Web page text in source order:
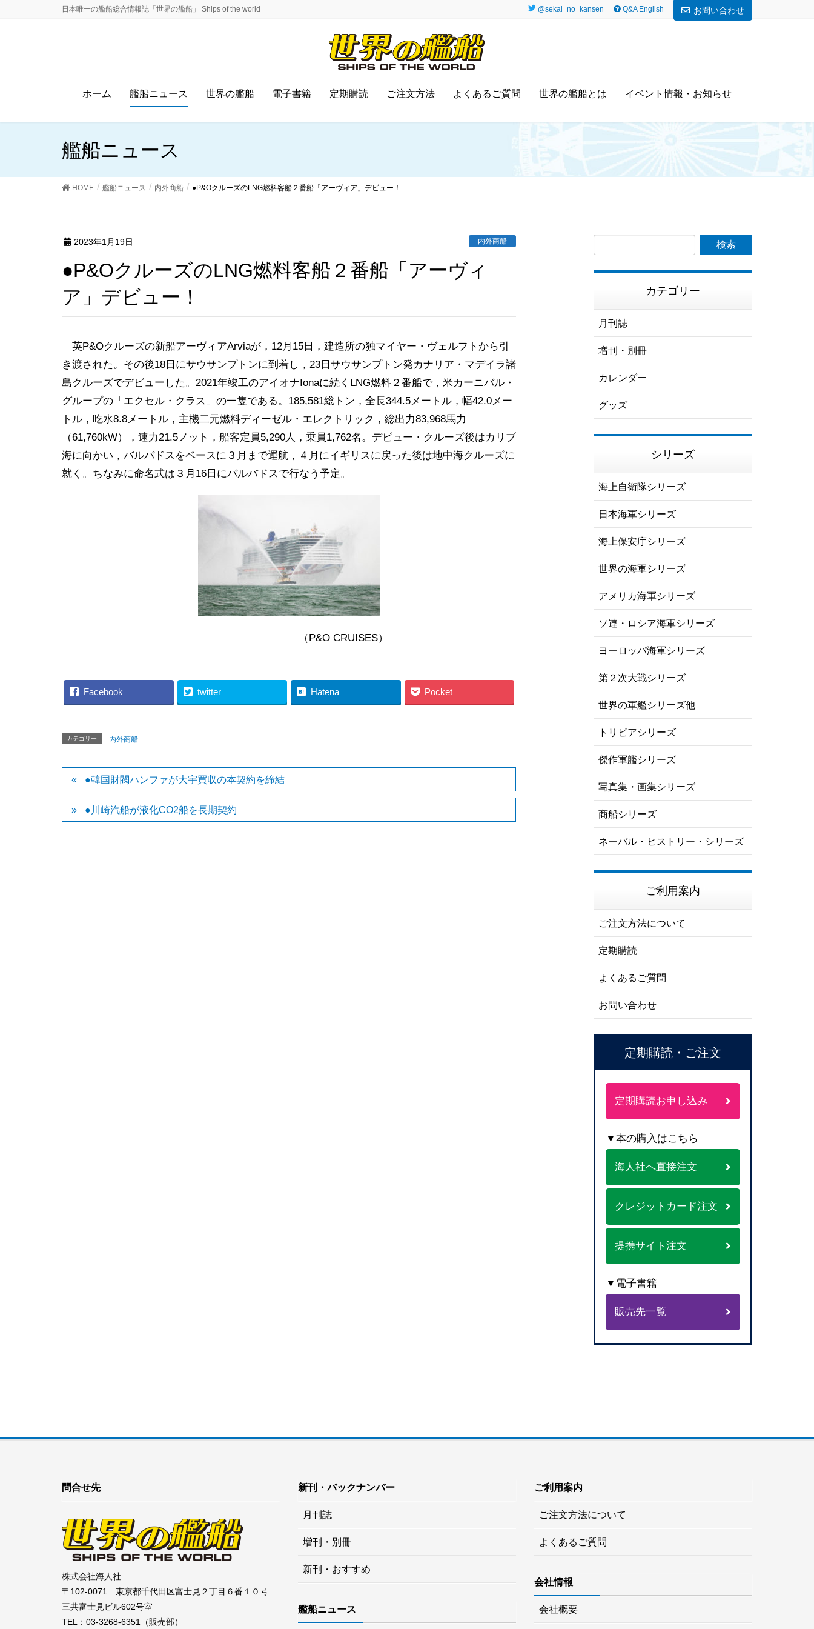
日本唯一の艦船総合情報誌「世界の艦船」 Ships of the world @sekai_no_kansen Q&A English お問い合わせ
ホーム 艦船ニュース 世界の艦船 電子書籍 定期購読 ご注文方法 よくあるご質問 世界の艦船とは イベント情報・お知らせ
艦船ニュース
HOME 艦船ニュース 内外商船 ●P&OクルーズのLNG燃料客船２番船「アーヴィア」デビュー！
2023年1月19日 内外商船
●P&OクルーズのLNG燃料客船２番船「アーヴィ
ア」デビュー！
英P&Oクルーズの新船アーヴィアArviaが，12月15日，建造所の独マイヤー・ヴェルフトから引
き渡された。その後18日にサウサンプトンに到着し，23日サウサンプトン発カナリア・マデイラ諸
島クルーズでデビューした。2021年竣工のアイオナIonaに続くLNG燃料２番船で，米カーニバル・
グループの「エクセル・クラス」の一隻である。185,581総トン，全長344.5メートル，幅42.0メー
トル，吃水8.8メートル，主機二元燃料ディーゼル・エレクトリック，総出力83,968馬力
（61,760kW），速力21.5ノット，船客定員5,290人，乗員1,762名。デビュー・クルーズ後はカリブ
海に向かい，バルバドスをベースに３月まで運航，４月にイギリスに戻った後は地中海クルーズに
就く。ちなみに命名式は３月16日にバルバドスで行なう予定。
（P&O CRUISES）
Facebook twitter Hatena Pocket
カテゴリー 内外商船
●韓国財閥ハンファが大宇買収の本契約を締結
●川崎汽船が液化CO2船を長期契約
カテゴリー
月刊誌
増刊・別冊
カレンダー
グッズ
シリーズ
海上自衛隊シリーズ
日本海軍シリーズ
海上保安庁シリーズ
世界の海軍シリーズ
アメリカ海軍シリーズ
ソ連・ロシア海軍シリーズ
ヨーロッパ海軍シリーズ
第２次大戦シリーズ
世界の軍艦シリーズ他
トリビアシリーズ
傑作軍艦シリーズ
写真集・画集シリーズ
商船シリーズ
ネーバル・ヒストリー・シリーズ
ご利用案内
ご注文方法について
定期購読
よくあるご質問
お問い合わせ
定期購読・ご注文
定期購読お申し込み
▼本の購入はこちら
海人社へ直接注文
クレジットカード注文
提携サイト注文
▼電子書籍
販売先一覧
問合せ先
株式会社海人社
〒102-0071 東京都千代田区富士見２丁目６番１０号
三共富士見ビル602号室
TEL：03-3268-6351（販売部）
新刊・バックナンバー
月刊誌
増刊・別冊
新刊・おすすめ
艦船ニュース
ご利用案内
ご注文方法について
よくあるご質問
会社情報
会社概要